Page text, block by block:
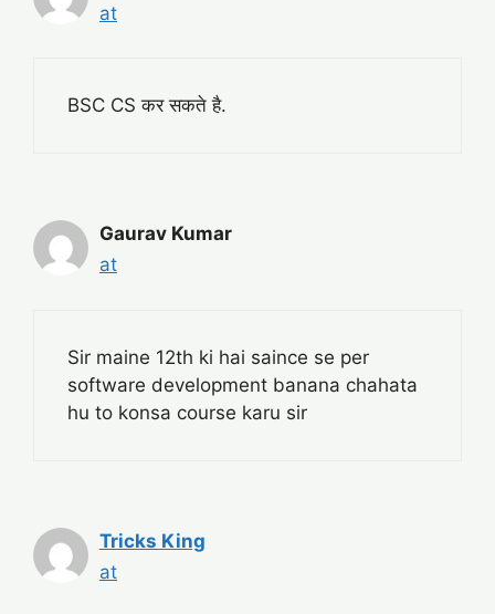
at
BSC CS कर सकते है.
Gaurav Kumar
at
Sir maine 12th ki hai saince se per
software development banana chahata
hu to konsa course karu sir
Tricks King
at